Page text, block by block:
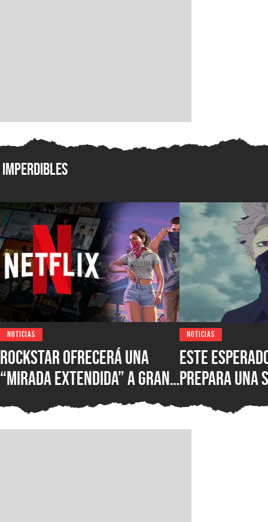
Imperdibles
NOTICIAS
Rockstar ofrecerá una
“mirada extendida” a Grand
pero necesitarás una
NOTICIAS
Este
prepara una
septiembre
Kaiju No. 8